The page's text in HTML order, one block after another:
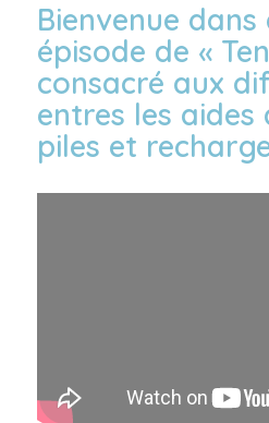
Bienvenue dans
épisode de «
consacré aux
entres les aides
piles et